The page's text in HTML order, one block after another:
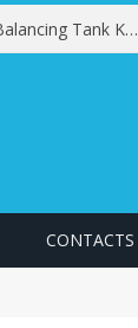
Kesalahan yang Harus Dihindari Saat Perawatan Balancing Tank Kolam Renang
CONTACTS